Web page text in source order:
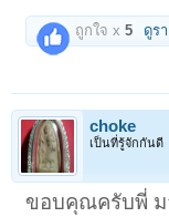
ถูกใจ x5 ดูร
choke
เป็นที่รู้จักกันดี
ขอบคุณครับพี่ ม